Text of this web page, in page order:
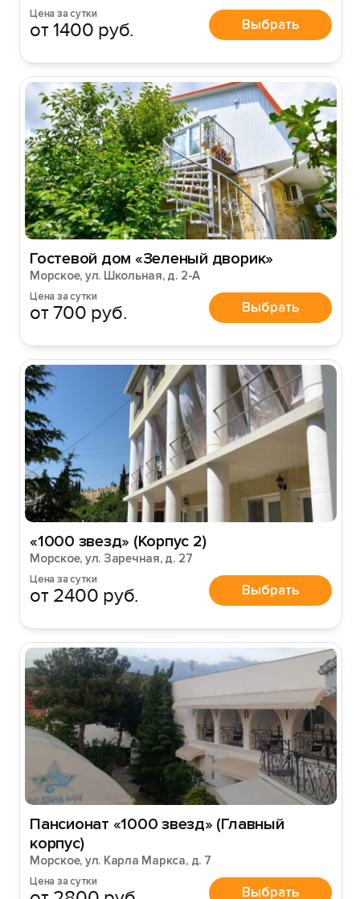
Цена за сутки
от 1400 руб. Выбрать
Гостевой дом «Зеленый дворик»
Морское, ул. Школьная, д. 2-А
Цена за сутки
от 700 руб. Выбрать
«1000 звезд» (Корпус 2)
Морское, ул. Заречная, д. 27
Цена за сутки
от 2400 руб. Выбрать
Пансионат «1000 звезд» (Главный
корпус)
Морское, ул. Карла Маркса, д. 7
Цена за сутки
Выбрать